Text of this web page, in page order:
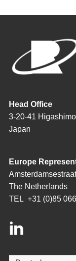
Head Office
3-20-41
Japan
Europe
The Netherlands
TEL +31 (0)85